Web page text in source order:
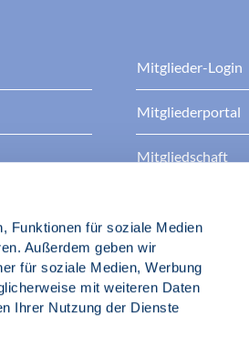
Funktionen für soziale Medien
Außerdem geben wir
für soziale Medien, Werbung
mit weiteren Daten
Ihrer Nutzung der Dienste
Mitglieder-Login
Mitgliederportal
Mitgliedschaft
BDP